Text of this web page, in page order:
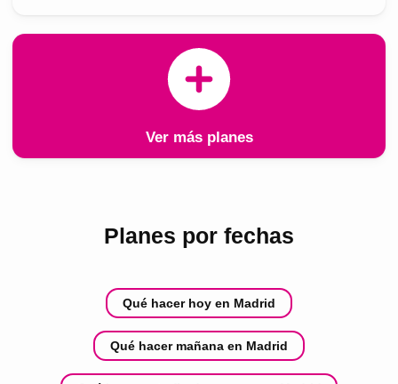
Ver más planes
Planes por fechas
Qué hacer hoy en Madrid
Qué hacer mañana en Madrid